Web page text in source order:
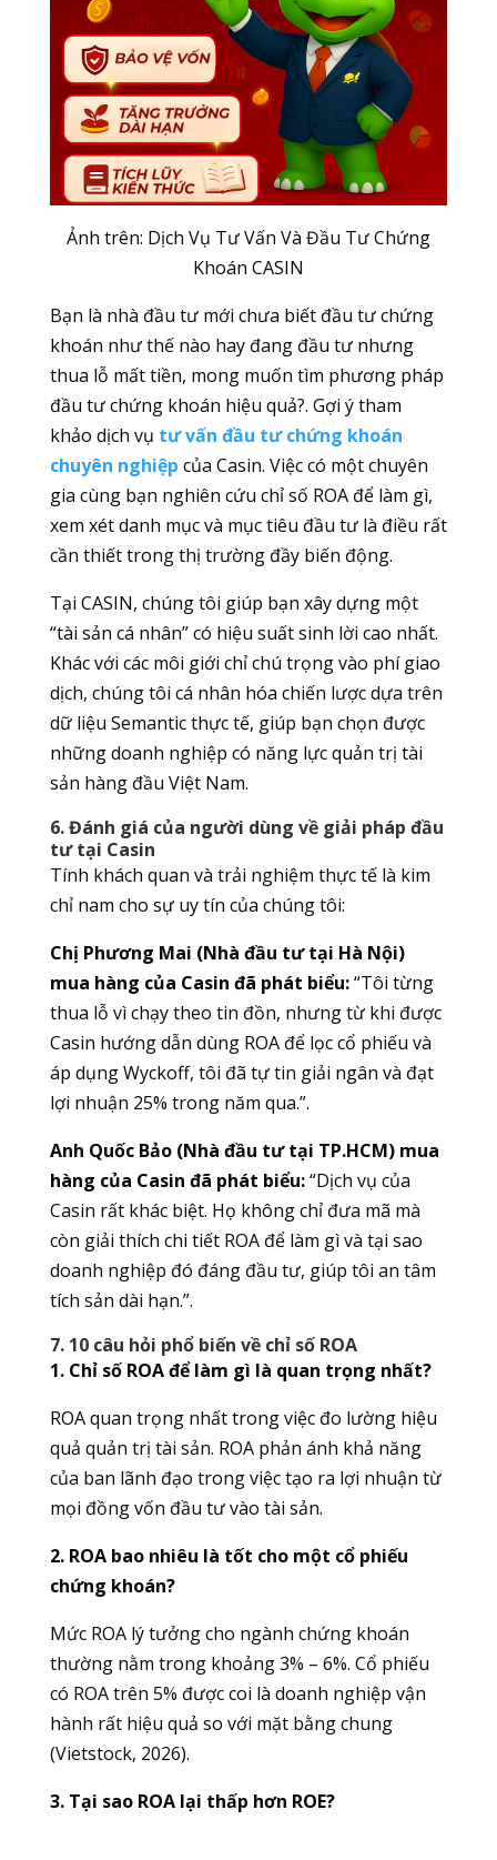
Ảnh trên: Dịch Vụ Tư Vấn Và Đầu Tư Chứng
Khoán CASIN
Bạn là nhà đầu tư mới chưa biết đầu tư chứng
khoán như thế nào hay đang đầu tư nhưng
thua lỗ mất tiền, mong muốn tìm phương pháp
đầu tư chứng khoán hiệu quả?. Gợi ý tham
khảo dịch vụ tư vấn đầu tư chứng khoán
chuyên nghiệp của Casin. Việc có một chuyên
gia cùng bạn nghiên cứu chỉ số ROA để làm gì,
xem xét danh mục và mục tiêu đầu tư là điều rất
cần thiết trong thị trường đầy biến động.
Tại CASIN, chúng tôi giúp bạn xây dựng một
“tài sản cá nhân” có hiệu suất sinh lời cao nhất.
Khác với các môi giới chỉ chú trọng vào phí giao
dịch, chúng tôi cá nhân hóa chiến lược dựa trên
dữ liệu Semantic thực tế, giúp bạn chọn được
những doanh nghiệp có năng lực quản trị tài
sản hàng đầu Việt Nam.
6. Đánh giá của người dùng về giải pháp đầu
tư tại Casin
Tính khách quan và trải nghiệm thực tế là kim
chỉ nam cho sự uy tín của chúng tôi:
Chị Phương Mai (Nhà đầu tư tại Hà Nội)
mua hàng của Casin đã phát biểu:“Tôi từng
thua lỗ vì chạy theo tin đồn, nhưng từ khi được
Casin hướng dẫn dùng ROA để lọc cổ phiếu và
áp dụng Wyckoff, tôi đã tự tin giải ngân và đạt
lợi nhuận 25% trong năm qua.”.
Anh Quốc Bảo (Nhà đầu tư tại TP.HCM) mua
hàng của Casin đã phát biểu:“Dịch vụ của
Casin rất khác biệt. Họ không chỉ đưa mã mà
còn giải thích chi tiết ROA để làm gì và tại sao
doanh nghiệp đó đáng đầu tư, giúp tôi an tâm
tích sản dài hạn.”.
7. 10 câu hỏi phổ biến về chỉ số ROA
1. Chỉ số ROA để làm gì là quan trọng nhất?
ROA quan trọng nhất trong việc đo lường hiệu
quả quản trị tài sản. ROA phản ánh khả năng
của ban lãnh đạo trong việc tạo ra lợi nhuận từ
mọi đồng vốn đầu tư vào tài sản.
2. ROA bao nhiêu là tốt cho một cổ phiếu
chứng khoán?
Mức ROA lý tưởng cho ngành chứng khoán
thường nằm trong khoảng 3% – 6%. Cổ phiếu
có ROA trên 5% được coi là doanh nghiệp vận
hành rất hiệu quả so với mặt bằng chung
(Vietstock, 2026).
3. Tại sao ROA lại thấp hơn ROE?